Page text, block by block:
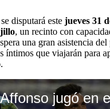
disputará este jueves 31
, un recinto con
una gran asistencia
íntimos que viajarán para